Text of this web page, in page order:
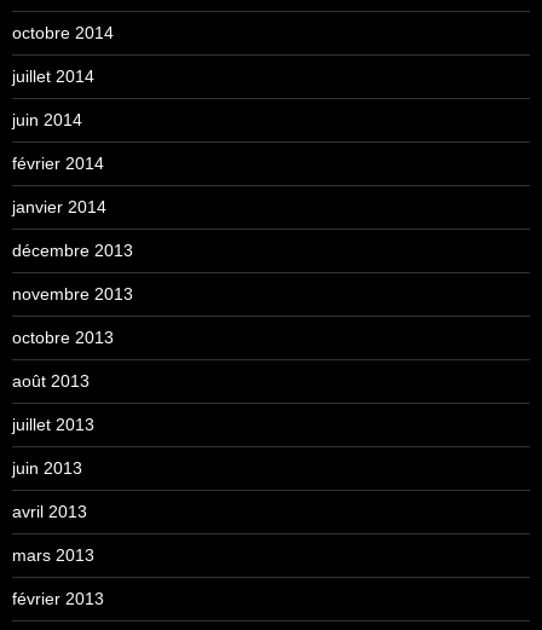
octobre 2014
juillet 2014
juin 2014
février 2014
janvier 2014
décembre 2013
novembre 2013
octobre 2013
août 2013
juillet 2013
juin 2013
avril 2013
mars 2013
février 2013